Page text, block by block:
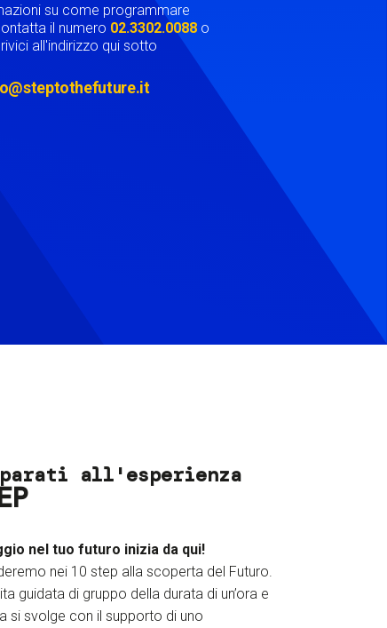
su come programmare
il numero 02.3302.0088 o
all'indirizzo qui sotto
all'esperienza
nel tuo futuro inizia da qui!
nei 10 step alla scoperta del Futuro.
guidata di gruppo della durata di un’ora e
si svolge con il supporto di uno